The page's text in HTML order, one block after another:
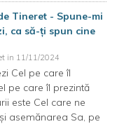
Tineret - Spune-mi
ca să-ți spun cine
in 11/11/2024
Cel pe care îl
pe care îl prezintă
este Cel care ne
asemănarea Sa, pe